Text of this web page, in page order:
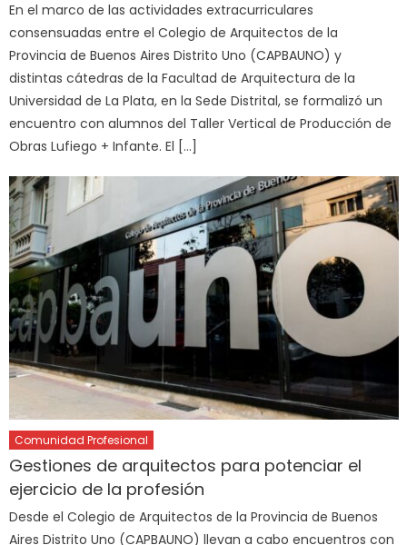
En el marco de las actividades extracurriculares
consensuadas entre el Colegio de Arquitectos de la
Provincia de Buenos Aires Distrito Uno (CAPBAUNO) y
distintas cátedras de la Facultad de Arquitectura de la
Universidad de La Plata, en la Sede Distrital, se formalizó un
encuentro con alumnos del Taller Vertical de Producción de
Obras Lufiego + Infante. El […]
Comunidad Profesional
Gestiones de arquitectos para potenciar el
ejercicio de la profesión
Desde el Colegio de Arquitectos de la Provincia de Buenos
Aires Distrito Uno (CAPBAUNO) llevan a cabo encuentros con